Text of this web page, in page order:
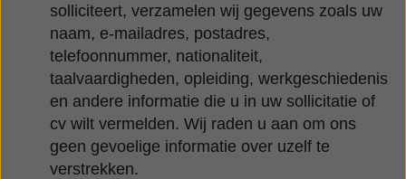
solliciteert, verzamelen wij gegevens zoals uw
naam, e-mailadres, postadres,
telefoonnummer, nationaliteit,
taalvaardigheden, opleiding, werkgeschiedenis
en andere informatie die u in uw sollicitatie of
cv wilt vermelden. Wij raden u aan om ons
geen gevoelige informatie over uzelf te
verstrekken.